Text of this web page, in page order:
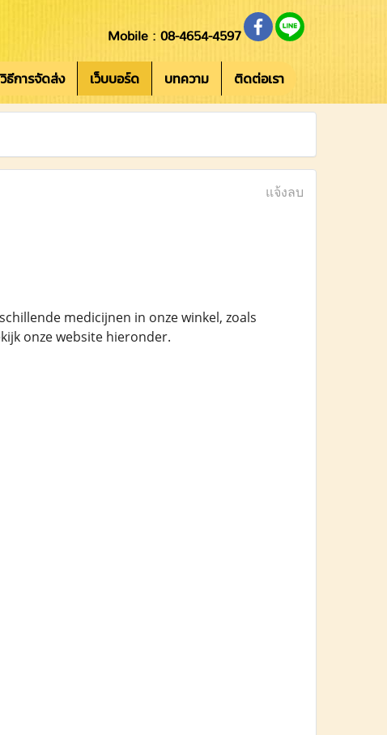
Mobile : 08-4654-4597
วิธีการจัดส่ง เว็บบอร์ด บทความ ติดต่อเรา
แจ้งลบ
medicijnen in onze winkel, zoals
onze website hieronder.